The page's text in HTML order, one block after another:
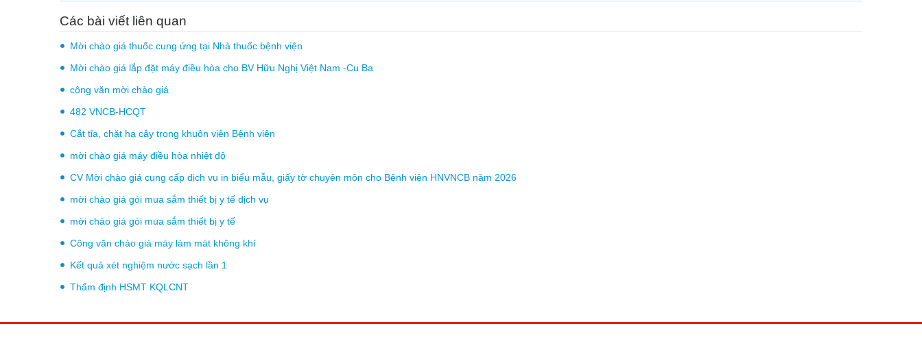
Các bài viết liên quan
Mời chào giá thuốc cung ứng tại Nhà thuốc bệnh viện
Mời chào giá lắp đặt máy điều hòa cho BV Hữu Nghị Việt Nam -Cu Ba
công văn mời chào giá
482 VNCB-HCQT
Cắt tỉa, chặt hạ cây trong khuôn viên Bệnh viên
mời chào giá máy điều hòa nhiệt độ
CV Mời chào giá cung cấp dịch vụ in biểu mẫu, giấy tờ chuyên môn cho Bệnh viện HNVNCB năm 2026
mời chào giá gói mua sắm thiết bị y tế dịch vụ
mời chào giá gói mua sắm thiết bị y tế
Công văn chào giá máy làm mát không khí
Kết quả xét nghiệm nước sạch lần 1
Thẩm định HSMT KQLCNT